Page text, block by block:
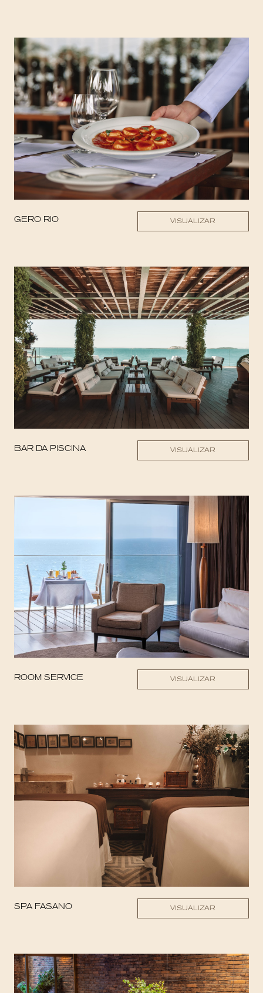
GERO RIO VISUALIZAR
BAR DA PISCINA VISUALIZAR
ROOM SERVICE VISUALIZAR
SPA FASANO VISUALIZAR